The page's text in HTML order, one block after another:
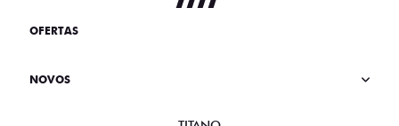
OFERTAS
NOVOS